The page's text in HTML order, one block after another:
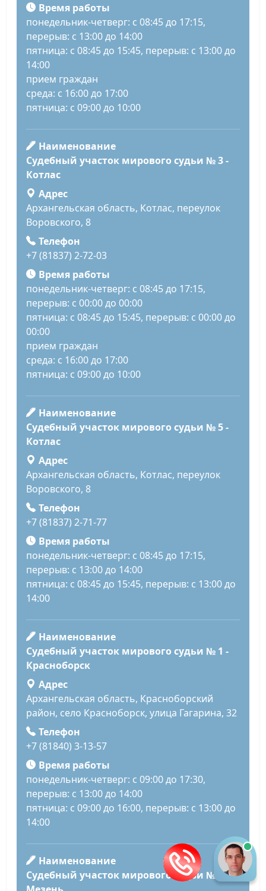
Время работы
понедельник-четверг: с 08:45 до 17:15,
перерыв: с 13:00 до 14:00
пятница: с 08:45 до 15:45, перерыв: с 13:00 до
14:00
прием граждан
среда: с 16:00 до 17:00
пятница: с 09:00 до 10:00
Наименование
Судебный участок мирового судьи № 3 -
Котлас
Адрес
Архангельская область, Котлас, переулок
Воровского, 8
Телефон
+7 (81837) 2-72-03
Время работы
понедельник-четверг: с 08:45 до 17:15,
перерыв: с 00:00 до 00:00
пятница: с 08:45 до 15:45, перерыв: с 00:00 до
00:00
прием граждан
среда: с 16:00 до 17:00
пятница: с 09:00 до 10:00
Наименование
Судебный участок мирового судьи № 5 -
Котлас
Адрес
Архангельская область, Котлас, переулок
Воровского, 8
Телефон
+7 (81837) 2-71-77
Время работы
понедельник-четверг: с 08:45 до 17:15,
перерыв: с 13:00 до 14:00
пятница: с 08:45 до 15:45, перерыв: с 13:00 до
14:00
Наименование
Судебный участок мирового судьи № 1 -
Красноборск
Адрес
Архангельская область, Красноборский
район, село Красноборск, улица Гагарина, 32
Телефон
+7 (81840) 3-13-57
Время работы
понедельник-четверг: с 09:00 до 17:30,
перерыв: с 13:00 до 14:00
пятница: с 09:00 до 16:00, перерыв: с 13:00 до
14:00
Наименование
Судебный участок мирового судьи № 2 -